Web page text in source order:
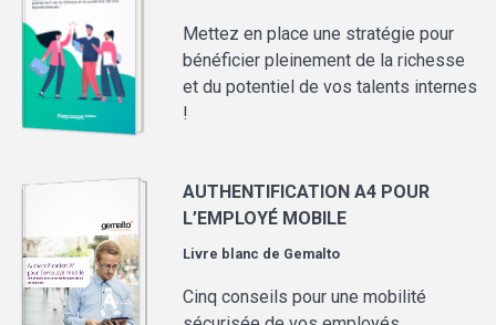
Mettez en place une stratégie pour
bénéficier pleinement de la richesse
et du potentiel de vos talents internes
!
AUTHENTIFICATION A4 POUR
L’EMPLOYÉ MOBILE
Livre blanc de Gemalto
Cinq conseils pour une mobilité